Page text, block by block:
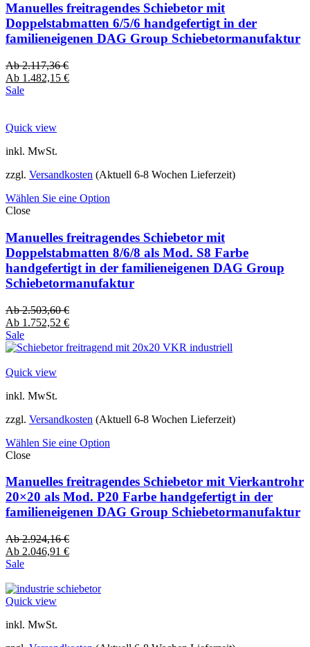
Manuelles freitragendes Schiebetor mit
Doppelstabmatten 6/5/6 handgefertigt in der
familieneigenen DAG Group Schiebetormanufaktur
Ab2.117,36€
Ab 1.482,15 €
Sale
Quick view
inkl. MwSt.
zzgl. Versandkosten (Aktuell 6-8 Wochen Lieferzeit)
Wählen Sie eine Option
Close
Manuelles freitragendes Schiebetor mit
Doppelstabmatten 8/6/8 als Mod. S8 Farbe
handgefertigt in der familieneigenen DAG Group
Schiebetormanufaktur
Ab2.503,60€
Ab 1.752,52 €
Sale
Quick view
inkl. MwSt.
zzgl. Versandkosten (Aktuell 6-8 Wochen Lieferzeit)
Wählen Sie eine Option
Close
Manuelles freitragendes Schiebetor mit Vierkantrohr
20×20 als Mod. P20 Farbe handgefertigt in der
familieneigenen DAG Group Schiebetormanufaktur
Ab2.924,16€
Ab 2.046,91 €
Sale
Quick view
inkl. MwSt.